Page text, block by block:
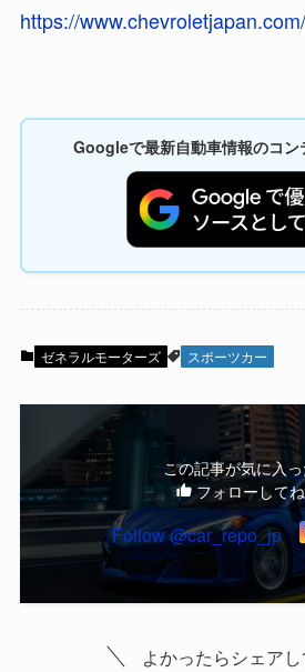
https://www.chevroletjapan.com/
Googleで最新自動車情報のコン
ゼネラルモーターズ スポーツカー
この記事が気に入
フォローして
Follow @car_repo_jp
よかったらシェアし